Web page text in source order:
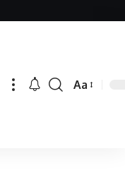
Font
Aa